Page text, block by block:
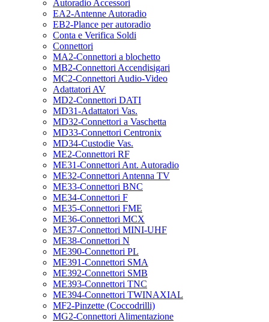
Autoradio Accessori
EA2-Antenne Autoradio
EB2-Plance per autoradio
Conta e Verifica Soldi
Connettori
MA2-Connettori a blochetto
MB2-Connettori Accendisigari
MC2-Connettori Audio-Video
Adattatori AV
MD2-Connettori DATI
MD31-Adattatori Vas.
MD32-Connettori a Vaschetta
MD33-Connettori Centronix
MD34-Custodie Vas.
ME2-Connettori RF
ME31-Connettori Ant. Autoradio
ME32-Connettori Antenna TV
ME33-Connettori BNC
ME34-Connettori F
ME35-Connettori FME
ME36-Connettori MCX
ME37-Connettori MINI-UHF
ME38-Connettori N
ME390-Connettori PL
ME391-Connettori SMA
ME392-Connettori SMB
ME393-Connettori TNC
ME394-Connettori TWINAXIAL
MF2-Pinzette (Coccodrilli)
MG2-Connettori Alimentazione